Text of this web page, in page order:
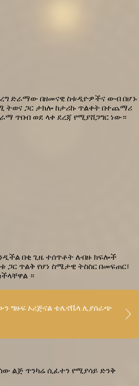
ድራማው በዘመናዊ ስቱዲዮዎችና ውብ በሆኑ
ትወና ጋር ታክሎ ከታሪኩ ጥልቀት በተጨማሪ
ጥበብ ወደ ላቀ ደረጃ የሚያሸጋግር ነው።
በቂ ጊዜ ተሰጥቶት ለብዙ ክፍሎች
ጋር ጥልቅ የሆነ ስሜታዊ ትስስር በመፍጠር፣
።
ግዙፍ ኦሪጅናል ቴሌኖቬላ ሊያሰራጭ
ልጅ ጥንካሬ ሲፈተን የሚያሳይ ድንቅ